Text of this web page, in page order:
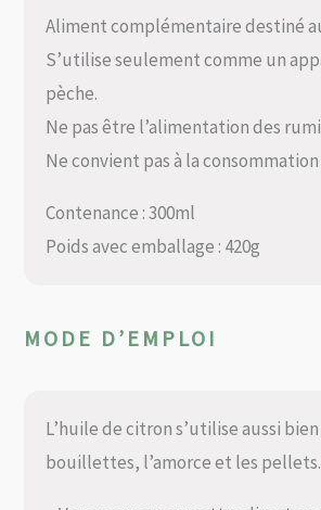
Aliment complémentaire destiné
S’utilise seulement comme un
pèche.
Ne pas être l’alimentation des
Ne convient pas à la
Contenance : 300ml
Poids avec emballage : 420g
MODE D’EMPLOI
L’huile de citron s’utilise aussi
bouillettes, l’amorce et les pellets.